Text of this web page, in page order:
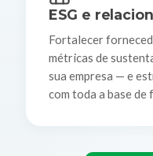
ESG e
Fortalecer
métricas de
sua empresa — e
com toda a base de